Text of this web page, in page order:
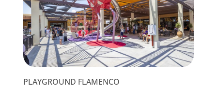
PLAYGROUND FLAMENCO